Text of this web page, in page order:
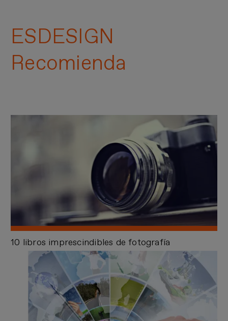
ESDESIGN
Recomienda
10 libros imprescindibles de fotografía